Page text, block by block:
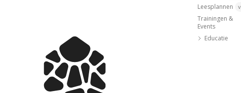
Leesplannen
Trainingen &
Events
Educatie